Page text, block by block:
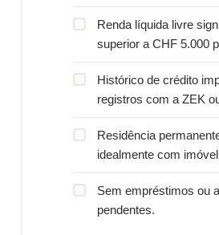
Renda líquida livre
superior a CHF 5.000
Histórico de crédito
registros com a ZEK
Residência
idealmente com
Sem empréstimos ou
pendentes.